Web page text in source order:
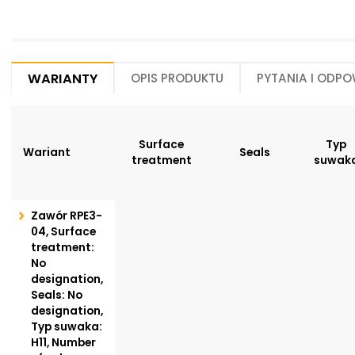
Warianty Opis produktu Pytania i
Wariant
Surface
treatment
Seals
Typ
Zawór RPE3-
04, Surface
treatment:
No
designation,
Seals: No
designation,
Typ suwaka:
H11, Number